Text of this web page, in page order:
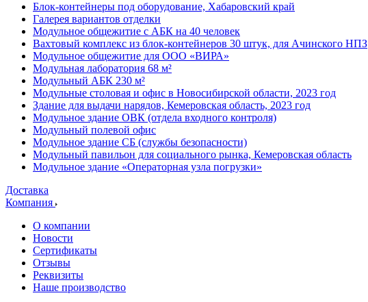
Блок-контейнеры под оборудование, Хабаровский край
Галерея вариантов отделки
Модульное общежитие с АБК на 40 человек
Вахтовый комплекс из блок-контейнеров 30 штук, для Ачинского НПЗ
Модульное общежитие для ООО «ВИРА»
Модульная лаборатория 68 м²
Модульный АБК 230 м²
Модульные столовая и офис в Новосибирской области, 2023 год
Здание для выдачи нарядов, Кемеровская область, 2023 год
Модульное здание ОВК (отдела входного контроля)
Модульный полевой офис
Модульное здание СБ (службы безопасности)
Модульный павильон для социального рынка, Кемеровская область
Модульное здание «Операторная узла погрузки»
Доставка
Компания
О компании
Новости
Сертификаты
Отзывы
Реквизиты
Наше производство